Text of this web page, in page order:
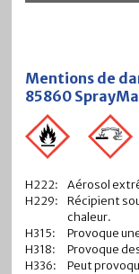
Mentions de
85860
H222:
Aérosol
H229:
Récipient
chaleur.
H315:
Provoque
H318:
Provoque
H336:
Peut